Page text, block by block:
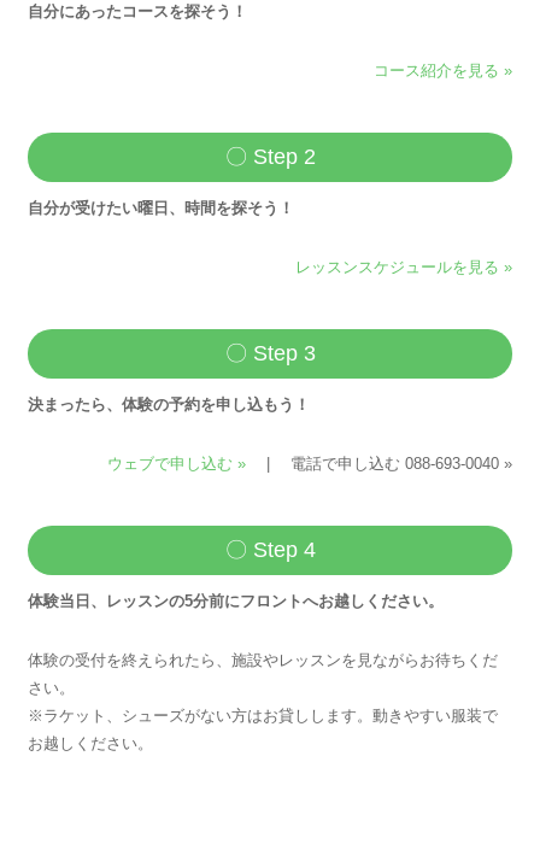
自分にあったコースを探そう！
コース紹介を見る »
〇 Step 2
自分が受けたい曜日、時間を探そう！
レッスンスケジュールを見る »
〇 Step 3
決まったら、体験の予約を申し込もう！
ウェブで申し込む » | 電話で申し込む 088-693-0040 »
〇 Step 4
体験当日、レッスンの5分前にフロントへお越しください。
体験の受付を終えられたら、施設やレッスンを見ながらお待ちくだ
さい。
※ラケット、シューズがない方はお貸しします。動きやすい服装で
お越しください。